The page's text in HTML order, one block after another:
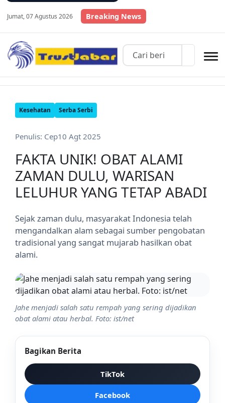
Jumat, 07 Agustus 2026 Breaking News
Kesehatan Serba Serbi
Penulis: Cep10 Agt 2025
FAKTA UNIK! OBAT ALAMI
ZAMAN DULU, WARISAN
LELUHUR YANG TETAP ABADI
Sejak zaman dulu, masyarakat Indonesia telah
mengandalkan alam sebagai sumber pengobatan
tradisional yang sangat mujarab hasilkan obat
alami.
Jahe menjadi salah satu rempah yang sering dijadikan
obat alami atau herbal. Foto: ist/net
Bagikan Berita
TikTok
Facebook